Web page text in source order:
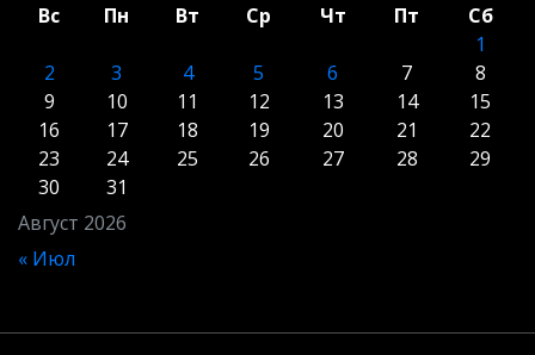
Август 2026
Вс Пн Вт Ср Чт Пт
Сб
1
2
3 4 5 6 7
8
9
10 11 12 13 14
15
16
17 18 19 20 21
22
23
24 25 26 27 28
29
30
31
« Июл